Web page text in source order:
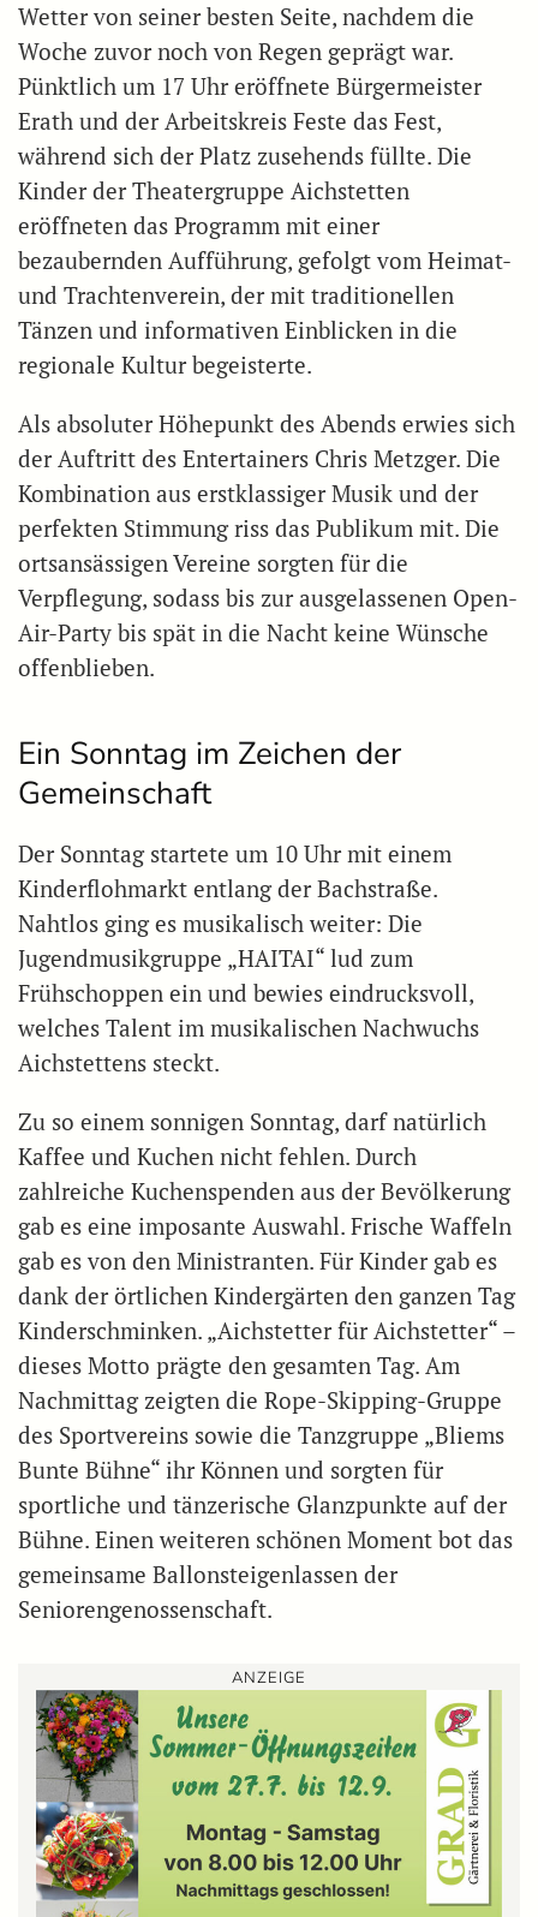
Wetter von seiner besten Seite, nachdem die
Woche zuvor noch von Regen geprägt war.
Pünktlich um 17 Uhr eröffnete Bürgermeister
Erath und der Arbeitskreis Feste das Fest,
während sich der Platz zusehends füllte. Die
Kinder der Theatergruppe Aichstetten
eröffneten das Programm mit einer
bezaubernden Aufführung, gefolgt vom Heimat-
und Trachtenverein, der mit traditionellen
Tänzen und informativen Einblicken in die
regionale Kultur begeisterte.
Als absoluter Höhepunkt des Abends erwies sich
der Auftritt des Entertainers Chris Metzger. Die
Kombination aus erstklassiger Musik und der
perfekten Stimmung riss das Publikum mit. Die
ortsansässigen Vereine sorgten für die
Verpflegung, sodass bis zur ausgelassenen Open-
Air-Party bis spät in die Nacht keine Wünsche
offenblieben.
Ein Sonntag im Zeichen der
Gemeinschaft
Der Sonntag startete um 10 Uhr mit einem
Kinderflohmarkt entlang der Bachstraße.
Nahtlos ging es musikalisch weiter: Die
Jugendmusikgruppe „HAITAI“ lud zum
Frühschoppen ein und bewies eindrucksvoll,
welches Talent im musikalischen Nachwuchs
Aichstettens steckt.
Zu so einem sonnigen Sonntag, darf natürlich
Kaffee und Kuchen nicht fehlen. Durch
zahlreiche Kuchenspenden aus der Bevölkerung
gab es eine imposante Auswahl. Frische Waffeln
gab es von den Ministranten. Für Kinder gab es
dank der örtlichen Kindergärten den ganzen Tag
Kinderschminken. „Aichstetter für Aichstetter“ –
dieses Motto prägte den gesamten Tag. Am
Nachmittag zeigten die Rope-Skipping-Gruppe
des Sportvereins sowie die Tanzgruppe „Bliems
Bunte Bühne“ ihr Können und sorgten für
sportliche und tänzerische Glanzpunkte auf der
Bühne. Einen weiteren schönen Moment bot das
gemeinsame Ballonsteigenlassen der
Seniorengenossenschaft.
ANZEIGE